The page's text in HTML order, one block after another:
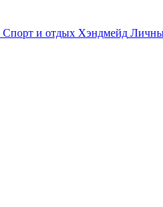
Спорт и отдых Хэндмейд